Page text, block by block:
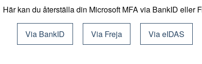
Här kan du återställa din Microsoft MFA via BankID eller
Via BankID Via Freja Via eIDAS